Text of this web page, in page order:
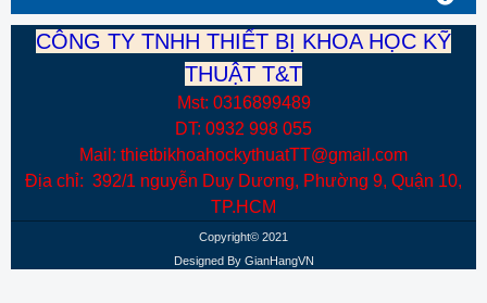
CÔNG TY TNHH THIẾT BỊ KHOA HỌC KỸ
THUẬT T&T
Mst: 0316899489
DT: 0932 998 055
Mail: thietbikhoahockythuatTT@gmail.com
Địa chỉ: 392/1 nguyễn Duy Dương, Phường 9, Quận 10,
TP.HCM
Copyright© 2021
Designed By GianHangVN